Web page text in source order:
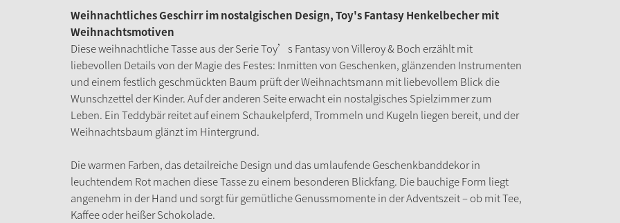
Weihnachtliches Geschirr im nostalgischen Design, Toy's Fantasy Henkelbecher mit
Weihnachtsmotiven
Diese weihnachtliche Tasse aus der Serie Toy’s Fantasy von Villeroy & Boch erzählt mit
liebevollen Details von der Magie des Festes: Inmitten von Geschenken, glänzenden Instrumenten
und einem festlich geschmückten Baum prüft der Weihnachtsmann mit liebevollem Blick die
Wunschzettel der Kinder. Auf der anderen Seite erwacht ein nostalgisches Spielzimmer zum
Leben. Ein Teddybär reitet auf einem Schaukelpferd, Trommeln und Kugeln liegen bereit, und der
Weihnachtsbaum glänzt im Hintergrund.
Die warmen Farben, das detailreiche Design und das umlaufende Geschenkbanddekor in
leuchtendem Rot machen diese Tasse zu einem besonderen Blickfang. Die bauchige Form liegt
angenehm in der Hand und sorgt für gemütliche Genussmomente in der Adventszeit – ob mit Tee,
Kaffee oder heißer Schokolade.